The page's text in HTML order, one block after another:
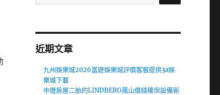
近期文章
九州娛樂城2026富遊娛樂城評價客服提供3a娛
樂城下載
中壢房屋二胎的LINDBERG鳳山借錢確保設備新